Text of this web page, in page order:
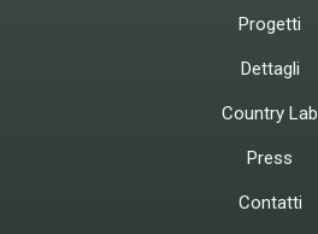
Progetti
Dettagli
Country Lab
Press
Contatti